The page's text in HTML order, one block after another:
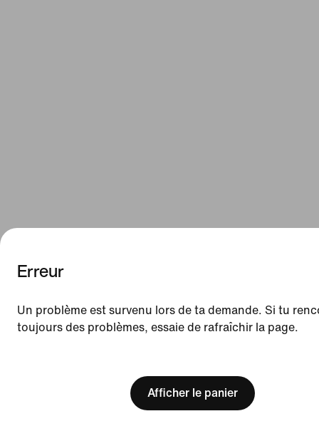
We think you are in United States.
Belgique United States
Erreur
Un problème est survenu lors de ta demande. Si tu
toujours des problèmes, essaie de rafraîchir la page.
Afficher le panier